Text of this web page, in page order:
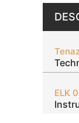
ELK